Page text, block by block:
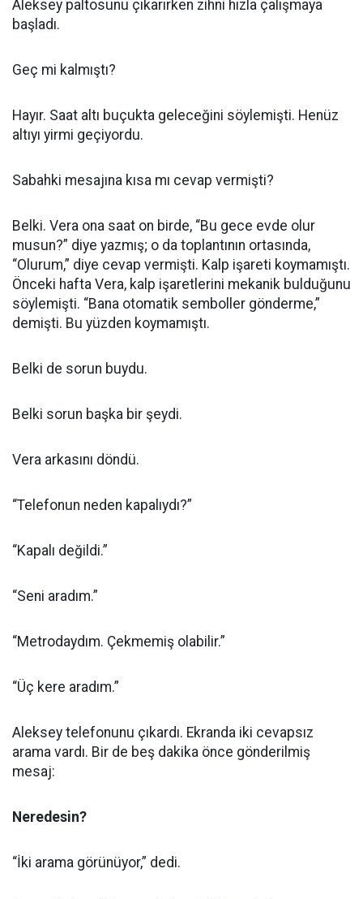
Aleksey paltosunu çıkarırken zihni hızla çalışmaya
başladı.
Geç mi kalmıştı?
Hayır. Saat altı buçukta geleceğini söylemişti. Henüz
altıyı yirmi geçiyordu.
Sabahki mesajına kısa mı cevap vermişti?
Belki. Vera ona saat on birde, “Bu gece evde olur
musun?” diye yazmış; o da toplantının ortasında,
“Olurum,” diye cevap vermişti. Kalp işareti koymamıştı.
Önceki hafta Vera, kalp işaretlerini mekanik bulduğunu
söylemişti. “Bana otomatik semboller gönderme,”
demişti. Bu yüzden koymamıştı.
Belki de sorun buydu.
Belki sorun başka bir şeydi.
Vera arkasını döndü.
“Telefonun neden kapalıydı?”
“Kapalı değildi.”
“Seni aradım.”
“Metrodaydım. Çekmemiş olabilir.”
“Üç kere aradım.”
Aleksey telefonunu çıkardı. Ekranda iki cevapsız
arama vardı. Bir de beş dakika önce gönderilmiş
mesaj:
Neredesin?
“İki arama görünüyor,” dedi.